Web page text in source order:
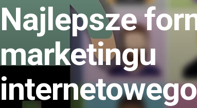
Najlepsze
marketingu
internetowego